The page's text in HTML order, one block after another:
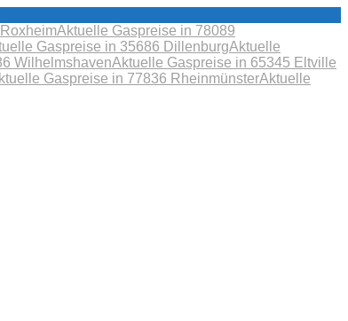
Aktuelle Gaspreise in 78089
Gaspreise in 35686 DillenburgAktuelle
WilhelmshavenAktuelle Gaspreise in 65345 Eltville
Gaspreise in 77836 RheinmünsterAktuelle